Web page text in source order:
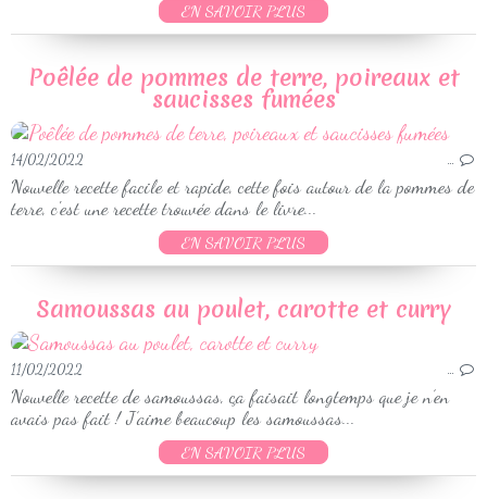
EN SAVOIR PLUS
Poêlée de pommes de terre, poireaux et
saucisses fumées
14/02/2022 …
Nouvelle recette facile et rapide, cette fois autour de la pommes de
terre, c'est une recette trouvée dans le livre...
EN SAVOIR PLUS
Samoussas au poulet, carotte et curry
11/02/2022 …
Nouvelle recette de samoussas, ça faisait longtemps que je n’en
avais pas fait ! J’aime beaucoup les samoussas...
EN SAVOIR PLUS